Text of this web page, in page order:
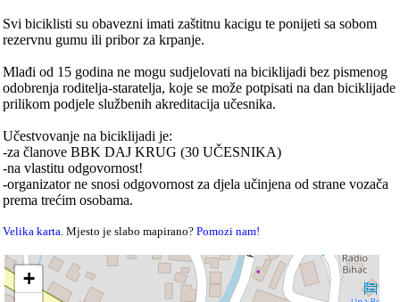
Svi biciklisti su obavezni imati zaštitnu kacigu te ponijeti sa sobom
rezervnu gumu ili pribor za krpanje.
Mlađi od 15 godina ne mogu sudjelovati na biciklijadi bez pismenog
odobrenja roditelja-staratelja, koje se može potpisati na dan biciklijade
prilikom podjele službenih akreditacija učesnika.
Učestvovanje na biciklijadi je:
-za članove BBK DAJ KRUG (30 UČESNIKA)
-na vlastitu odgovornost!
-organizator ne snosi odgovornost za djela učinjena od strane vozača
prema trećim osobama.
Velika karta . Mjesto je slabo mapirano?Pomozi nam!
+